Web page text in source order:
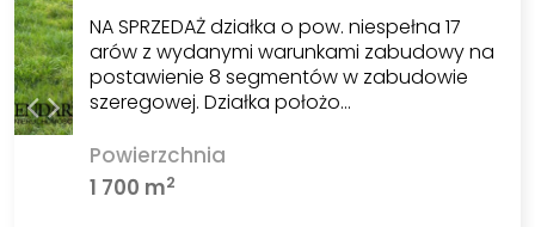
NA SPRZEDAŻ działka o pow. niespełna 17
arów z wydanymi warunkami zabudowy na
postawienie 8 segmentów w zabudowie
szeregowej. Działka położo…
Powierzchnia
1 700 m2